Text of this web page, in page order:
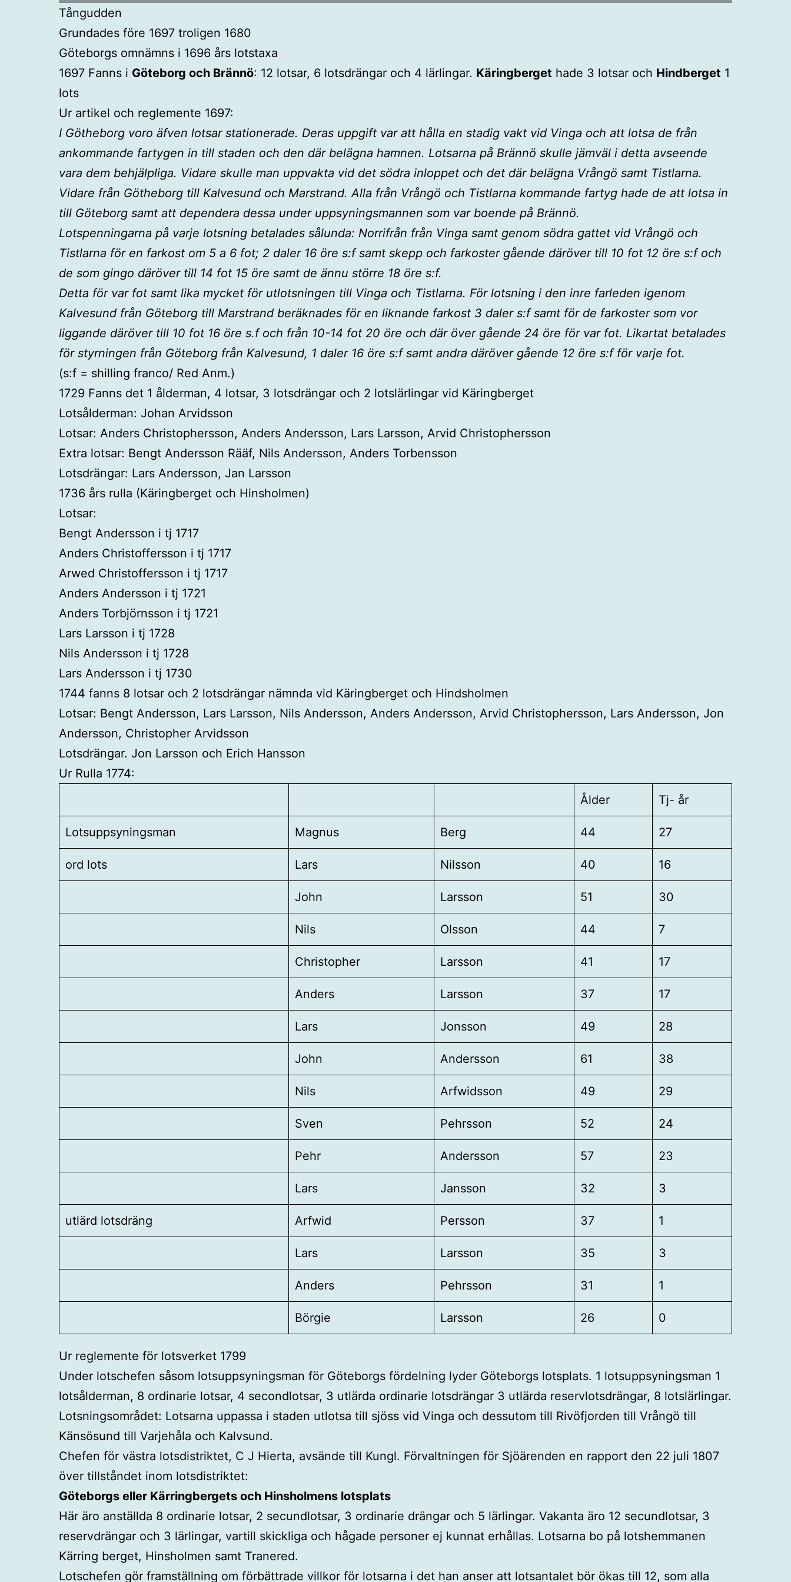
Tångudden
Grundades före 1697 troligen 1680
Göteborgs omnämns i 1696 års lotstaxa
1697 Fanns i Göteborg och Brännö: 12 lotsar, 6 lotsdrängar och 4 lärlingar. Käringberget hade 3 lotsar och Hindberget 1
lots
Ur artikel och reglemente 1697:
I Götheborg voro äfven lotsar stationerade. Deras uppgift var att hålla en stadig vakt vid Vinga och att lotsa de från
ankommande fartygen in till staden och den där belägna hamnen. Lotsarna på Brännö skulle jämväl i detta avseende
vara dem behjälpliga. Vidare skulle man uppvakta vid det södra inloppet och det där belägna Vrångö samt Tistlarna.
Vidare från Götheborg till Kalvesund och Marstrand. Alla från Vrångö och Tistlarna kommande fartyg hade de att lotsa in
till Göteborg samt att dependera dessa under uppsyningsmannen som var boende på Brännö.
Lotspenningarna på varje lotsning betalades sålunda: Norrifrån från Vinga samt genom södra gattet vid Vrångö och
Tistlarna för en farkost om 5 a 6 fot; 2 daler 16 öre s:f samt skepp och farkoster gående däröver till 10 fot 12 öre s:f och
de som gingo däröver till 14 fot 15 öre samt de ännu större 18 öre s:f.
Detta för var fot samt lika mycket för utlotsningen till Vinga och Tistlarna. För lotsning i den inre farleden igenom
Kalvesund från Göteborg till Marstrand beräknades för en liknande farkost 3 daler s:f samt för de farkoster som vor
liggande däröver till 10 fot 16 öre s.f och från 10-14 fot 20 öre och där över gående 24 öre för var fot. Likartat betalades
för styrningen från Göteborg från Kalvesund, 1 daler 16 öre s:f samt andra däröver gående 12 öre s:f för varje fot.
(s:f = shilling franco/ Red Anm.)
1729 Fanns det 1 ålderman, 4 lotsar, 3 lotsdrängar och 2 lotslärlingar vid Käringberget
Lotsålderman: Johan Arvidsson
Lotsar: Anders Christophersson, Anders Andersson, Lars Larsson, Arvid Christophersson
Extra lotsar: Bengt Andersson Rääf, Nils Andersson, Anders Torbensson
Lotsdrängar: Lars Andersson, Jan Larsson
1736 års rulla (Käringberget och Hinsholmen)
Lotsar:
Bengt Andersson i tj 1717
Anders Christoffersson i tj 1717
Arwed Christoffersson i tj 1717
Anders Andersson i tj 1721
Anders Torbjörnsson i tj 1721
Lars Larsson i tj 1728
Nils Andersson i tj 1728
Lars Andersson i tj 1730
1744 fanns 8 lotsar och 2 lotsdrängar nämnda vid Käringberget och Hindsholmen
Lotsar: Bengt Andersson, Lars Larsson, Nils Andersson, Anders Andersson, Arvid Christophersson, Lars Andersson, Jon
Andersson, Christopher Arvidsson
Lotsdrängar. Jon Larsson och Erich Hansson
Ur Rulla 1774:
Ålder
Tj- år
Lotsuppsyningsman Magnus Berg 44 27
ord lots Lars Nilsson 40 16
John Larsson 51 30
Nils Olsson 44 7
Christopher Larsson 41 17
Anders Larsson 37 17
Lars Jonsson 49 28
John Andersson 61 38
Nils Arfwidsson 49 29
Sven Pehrsson 52 24
Pehr Andersson 57 23
Lars Jansson 32 3
utlärd lotsdräng Arfwid Persson 37 1
Lars Larsson 35 3
Anders Pehrsson 31 1
Börgie Larsson 26 0
Ur reglemente för lotsverket 1799
Under lotschefen såsom lotsuppsyningsman för Göteborgs fördelning lyder Göteborgs lotsplats. 1 lotsuppsyningsman 1
lotsålderman, 8 ordinarie lotsar, 4 secondlotsar, 3 utlärda ordinarie lotsdrängar 3 utlärda reservlotsdrängar, 8 lotslärlingar.
Lotsningsområdet: Lotsarna uppassa i staden utlotsa till sjöss vid Vinga och dessutom till Rivöfjorden till Vrångö till
Känsösund till Varjehåla och Kalvsund.
Chefen för västra lotsdistriktet, C J Hierta, avsände till Kungl. Förvaltningen för Sjöärenden en rapport den 22 juli 1807
över tillståndet inom lotsdistriktet:
Göteborgs eller Kärringbergets och Hinsholmens lotsplats
Här äro anställda 8 ordinarie lotsar, 2 secundlotsar, 3 ordinarie drängar och 5 lärlingar. Vakanta äro 12 secundlotsar, 3
reservdrängar och 3 lärlingar, vartill skickliga och hågade personer ej kunnat erhållas. Lotsarna bo på lotshemmanen
Kärring berget, Hinsholmen samt Tranered.
Lotschefen gör framställning om förbättrade villkor för lotsarna i det han anser att lotsantalet bör ökas till 12, som alla